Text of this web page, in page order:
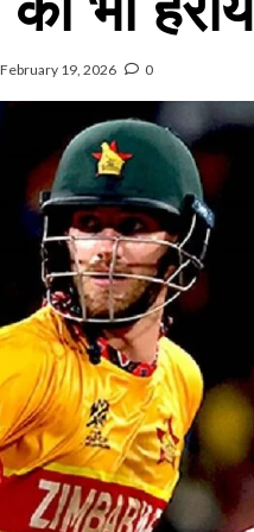
February 19, 2026 0